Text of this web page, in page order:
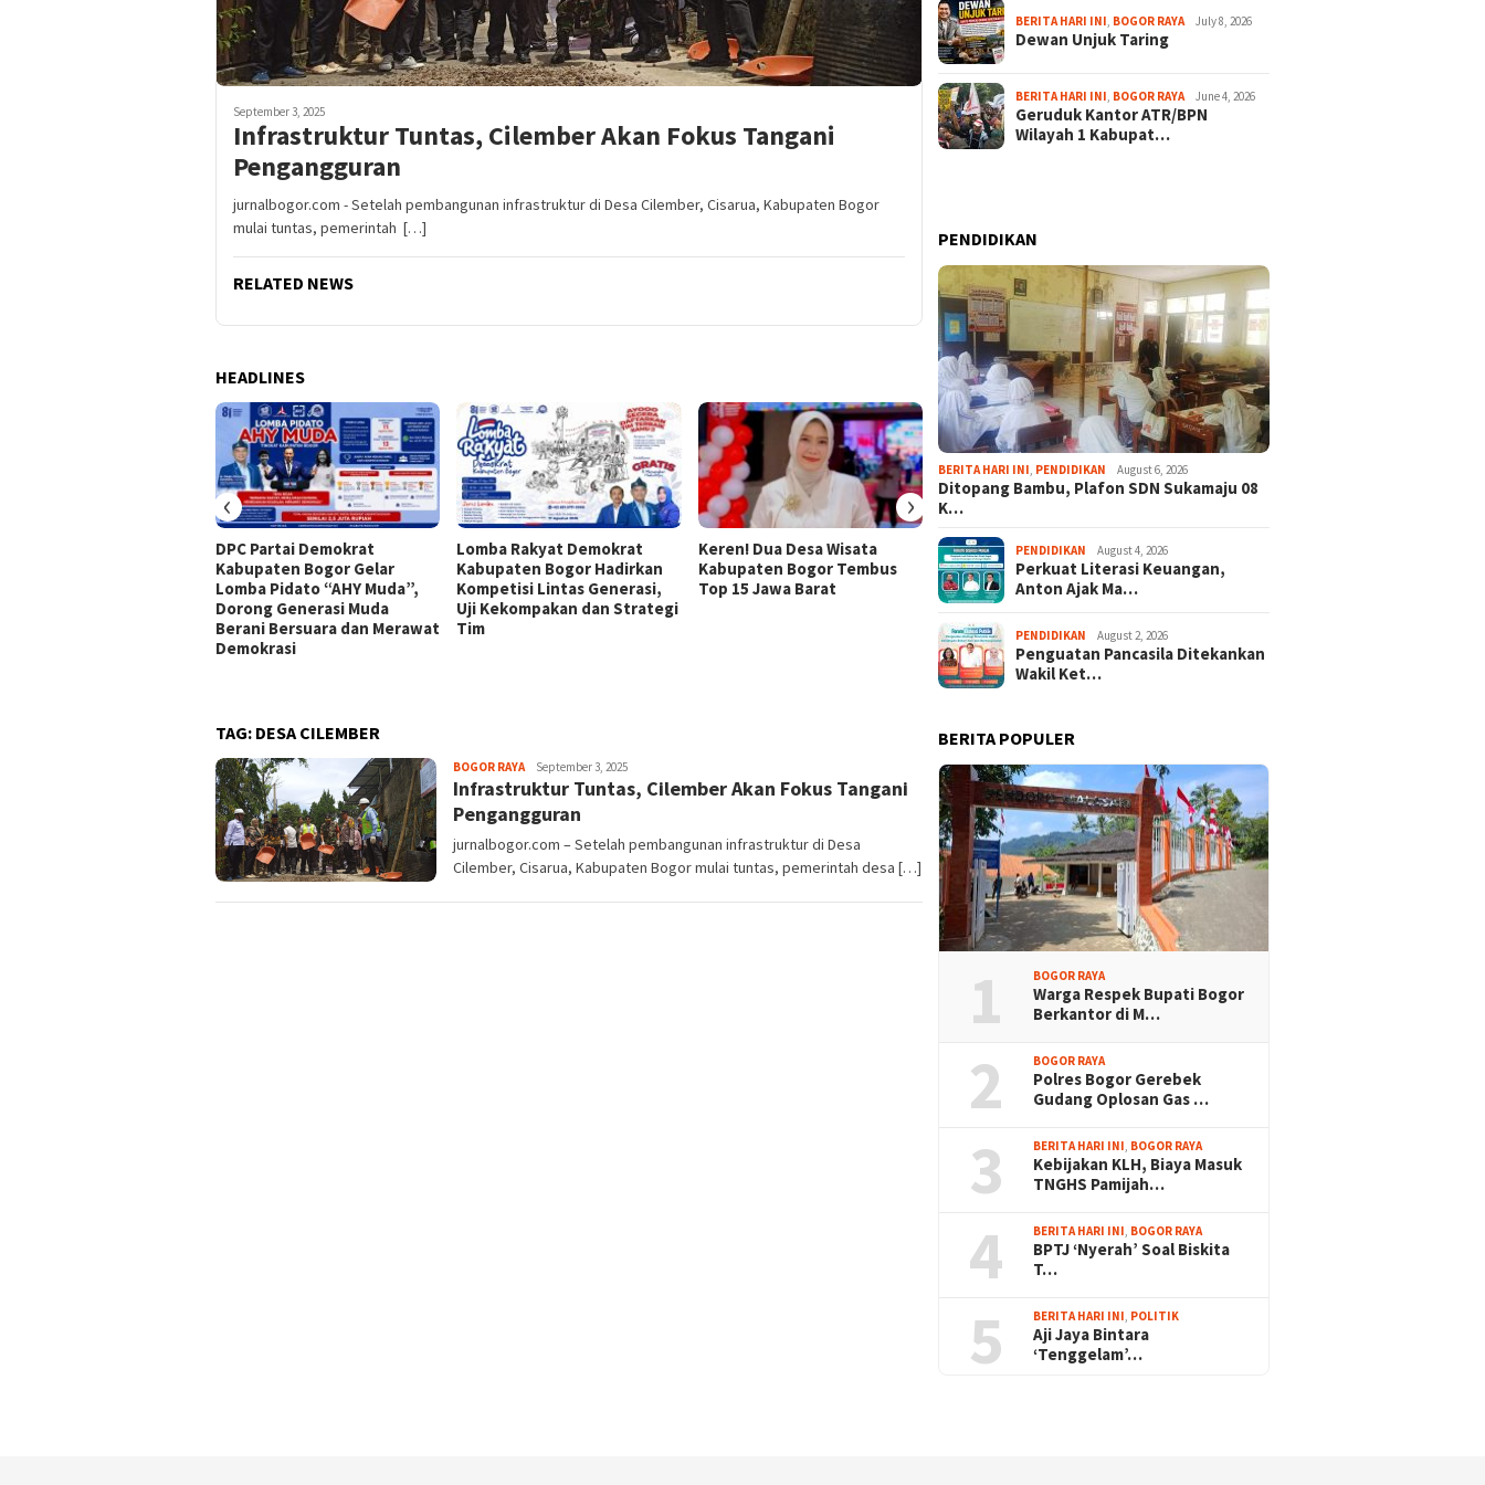
September 3, 2025
Infrastruktur Tuntas, Cilember Akan Fokus Tangani
Pengangguran
jurnalbogor.com - Setelah pembangunan infrastruktur di Desa Cilember, Cisarua, Kabupaten Bogor
mulai tuntas, pemerintah […]
RELATED NEWS
HEADLINES
DPC Partai Demokrat
Kabupaten Bogor Gelar
Lomba Pidato “AHY Muda”,
Dorong Generasi Muda
Berani Bersuara dan Merawat
Demokrasi
Lomba Rakyat Demokrat
Kabupaten Bogor Hadirkan
Kompetisi Lintas Generasi,
Uji Kekompakan dan Strategi
Tim
Keren! Dua Desa Wisata
Kabupaten Bogor Tembus
Top 15 Jawa Barat
437 Rider dari 18 Provinsi
Ramaikan Bupati Cup 2026
Tour Malasari Halimun Salak
Sport Tourism, Dongkrak
‹ ›
TAG: DESA CILEMBER
BOGOR RAYASayyev
September 3, 2025
Infrastruktur Tuntas, Cilember Akan Fokus Tangani
Pengangguran
jurnalbogor.com – Setelah pembangunan infrastruktur di Desa
Cilember, Cisarua, Kabupaten Bogor mulai tuntas, pemerintah desa […]
BERITA HARI INI BOGOR RAYA July 8, 2026
Dewan Unjuk Taring
BERITA HARI INI BOGOR RAYA June 4, 2026
Geruduk Kantor ATR/BPN
Wilayah 1 Kabupat…
PENDIDIKAN
BERITA HARI INI PENDIDIKAN August 6, 2026
Ditopang Bambu, Plafon SDN Sukamaju 08
K…
PENDIDIKAN August 4, 2026
Perkuat Literasi Keuangan,
Anton Ajak Ma…
PENDIDIKAN August 2, 2026
Penguatan Pancasila Ditekankan
Wakil Ket…
BERITA POPULER
1 BOGOR RAYA
Warga Respek Bupati Bogor
Berkantor di M…
2 BOGOR RAYA
Polres Bogor Gerebek
Gudang Oplosan Gas …
3 BERITA HARI INI, BOGOR RAYA
Kebijakan KLH, Biaya Masuk
TNGHS Pamijah…
4 BERITA HARI INI, BOGOR RAYA
BPTJ ‘Nyerah’ Soal Biskita
T…
5 BERITA HARI INI, POLITIK
Aji Jaya Bintara
‘Tenggelam’…